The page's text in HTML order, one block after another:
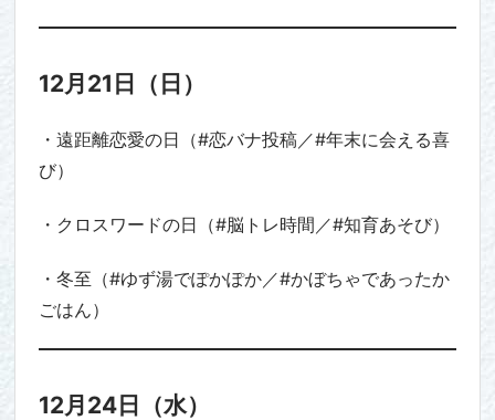
12月21日（日）
・遠距離恋愛の日（#恋バナ投稿／#年末に会える喜
び）
・クロスワードの日（#脳トレ時間／#知育あそび）
・冬至（#ゆず湯でぽかぽか／#かぼちゃであったか
ごはん）
12月24日（水）